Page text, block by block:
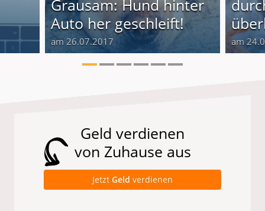
Grausam: Hund hinter
Auto her geschleift!
am 26.07.2017 am
Geld verdienen
von Zuhause aus
Jetzt Geld verdienen